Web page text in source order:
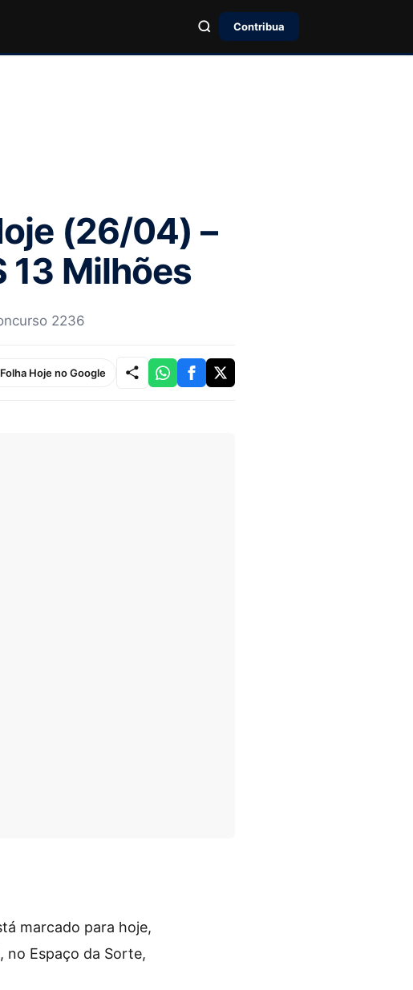
Contribua
(26/04) –
13 Milhões
2236
Hoje no Google
marcado para hoje,
, no Espaço da Sorte,